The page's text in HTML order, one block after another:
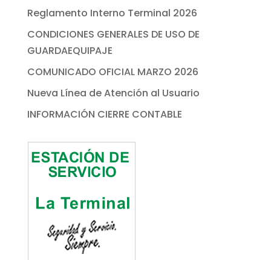
Reglamento Interno Terminal 2026
CONDICIONES GENERALES DE USO DE
GUARDAEQUIPAJE
COMUNICADO OFICIAL MARZO 2026
Nueva Línea de Atención al Usuario
INFORMACIÓN CIERRE CONTABLE